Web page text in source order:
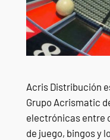
Acris Distribución
Grupo Acrismatic
electrónicas entre
de juego, bingos y